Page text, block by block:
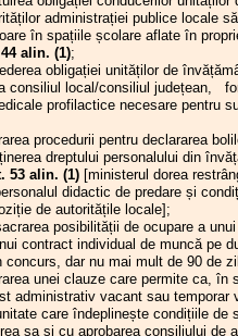
Județul Hunedoara
Ședința C.A. al I.S.J.
Ședința C.A. al I.S.J.
Ședința C.A. al I.S.J.
Ședința C.A. al I.S.J.
Ședința C.A. al I.S.J.
Ședință cu directorii unităților
învățământ din județul
line)
Consiliul Liderilor S.I.P. Județul
Hunedoara - Biroul Executiv
Județul Hunedoara - Informare
sindicală și profesională
Ședința C.A. al I.S.J.
Ședința C.A. al I.S.J.
administrației publice locale
în spațiile școlare aflate în
alin. (1);
obligației unităților de
consiliul local/consiliul județean,
profilactice necesare pentru
procedurii pentru declararea
dreptului personalului din
53 alin. (1) [ministerul dorea
didactic de predare și
de autoritățile locale];
posibilității de ocupare a unui
contract individual de muncă pe
concurs, dar nu mai mult de 90 de
unei clauze care permite ca, în
administrativ vacant sau
care îndeplinește condițiile de
sa și cu aprobarea consiliului de